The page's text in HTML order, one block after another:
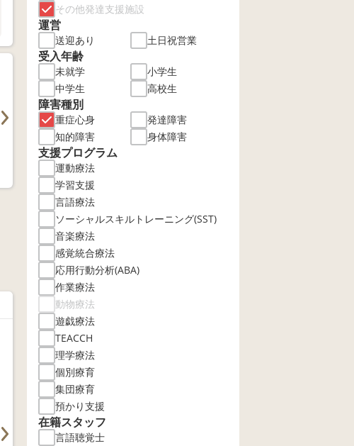
その他発達支援施設
運営
送迎あり 土日祝営業
受入年齢
未就学
小学生
中学生
高校生
障害種別
重症心身
発達障害
知的障害
身体障害
支援プログラム
運動療法
学習支援
言語療法
ソーシャルスキルトレーニング(SST)
音楽療法
感覚統合療法
応用行動分析(ABA)
作業療法
動物療法
遊戯療法
TEACCH
理学療法
個別療育
集団療育
預かり支援
在籍スタッフ
言語聴覚士